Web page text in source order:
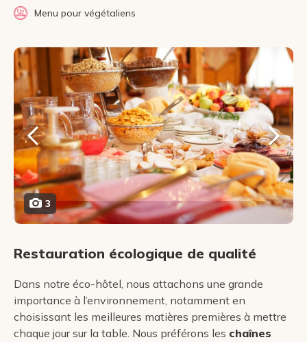
Menu pour végétaliens
3
Restauration écologique de qualité
Dans notre éco-hôtel, nous attachons une grande
importance à l’environnement, notamment en
choisissant les meilleures matières premières à mettre
chaque jour sur la table. Nous préférons les chaînes